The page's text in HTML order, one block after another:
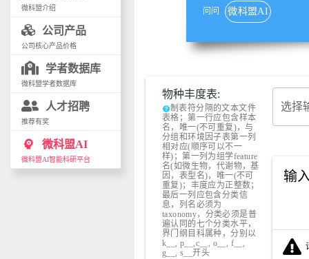
微科盟介绍
公司产品
公司核心产品价格
学者数据库
微科盟学者数据库
人才招聘
推荐有奖
psychology 微科盟AI
微科盟AI智能科研平台
问问 微科盟AI
物种丰度表:
help制表符分隔的文本文件
表格；第一行应包含样本
名，唯一(不可重复)，与
分组和环境因子表第一列
相对应(顺序可以不一
样)；第一列为组学feature
名(如微生物，代谢物，基
因，表型名)，唯一(不可
重复)；丰度应为正整数；
最后一列应包含分类信
息，列名必须为
taxonomy，分类必须是普
遍认同的七个分类水平，
界门纲目科属种，分别以
k__, p__,c__, o__, f__,
g__, s__开头
选择
输